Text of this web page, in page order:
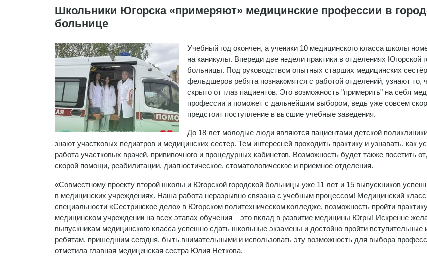
Школьники Югорска «примеряют» медицинские профессии в
больнице
Учебный год окончен, а ученики 10 медицинского класса школы
на каникулы. Впереди две недели практики в отделениях Югорской
больницы. Под руководством опытных старших медицинских
фельдшеров ребята познакомятся с работой отделений, узнают то,
скрыто от глаз пациентов. Это возможность "примерить" на себя
профессии и поможет с дальнейшим выбором, ведь уже совсем
предстоит поступление в высшие учебные заведения.
До 18 лет молодые люди являются пациентами детской
знают участковых педиатров и медицинских сестер. Тем интересней проходить практику и узнавать, как
работа участковых врачей, прививочного и процедурных кабинетов. Возможность будет также посетить
скорой помощи, реабилитации, диагностическое, стоматологическое и приемное отделения.
«Совместному проекту второй школы и Югорской городской больницы уже 11 лет и 15 выпускников
в медицинских учреждениях. Наша работа неразрывно связана с учебным процессом! Медицинский
специальности «Сестринское дело» в Югорском политехническом колледже, возможность пройти
медицинском учреждении на всех этапах обучения – это вклад в развитие медицины Югры! Искренне
выпускникам медицинского класса успешно сдать школьные экзамены и достойно пройти вступительные
ребятам, пришедшим сегодня, быть внимательными и использовать эту возможность для выбора
отметила главная медицинская сестра Юлия Неткова.